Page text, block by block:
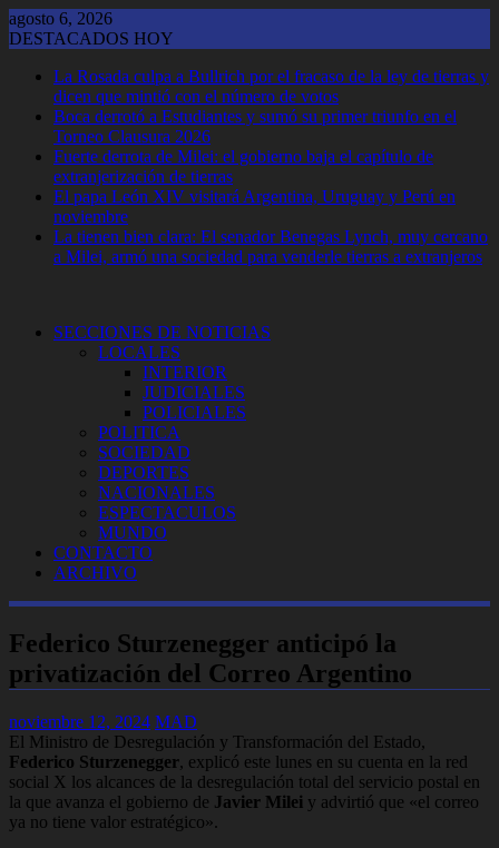
Saltar
al
agosto 6, 2026
DESTACADOS HOY
La Rosada culpa a Bullrich por el fracaso de la ley de tierras y
dicen que mintió con el número de votos
Boca derrotó a Estudiantes y sumó su primer triunfo en el
Torneo Clausura 2026
Fuerte derrota de Milei: el gobierno baja el capítulo de
extranjerización de tierras
El papa León XIV visitará Argentina, Uruguay y Perú en
noviembre
La tienen bien clara: El senador Benegas Lynch, muy cercano
a Milei, armó una sociedad para venderle tierras a extranjeros
SECCIONES DE NOTICIAS
LOCALES
INTERIOR
JUDICIALES
POLICIALES
POLITICA
SOCIEDAD
DEPORTES
NACIONALES
ESPECTACULOS
MUNDO
CONTACTO
ARCHIVO
Federico Sturzenegger anticipó la
privatización del Correo Argentino
noviembre 12, 2024 MAD
El Ministro de Desregulación y Transformación del Estado,
Federico Sturzenegger, explicó este lunes en su cuenta en la red
social X los alcances de la desregulación total del servicio postal en
la que avanza el gobierno de Javier Milei y advirtió que «el correo
ya no tiene valor estratégico».